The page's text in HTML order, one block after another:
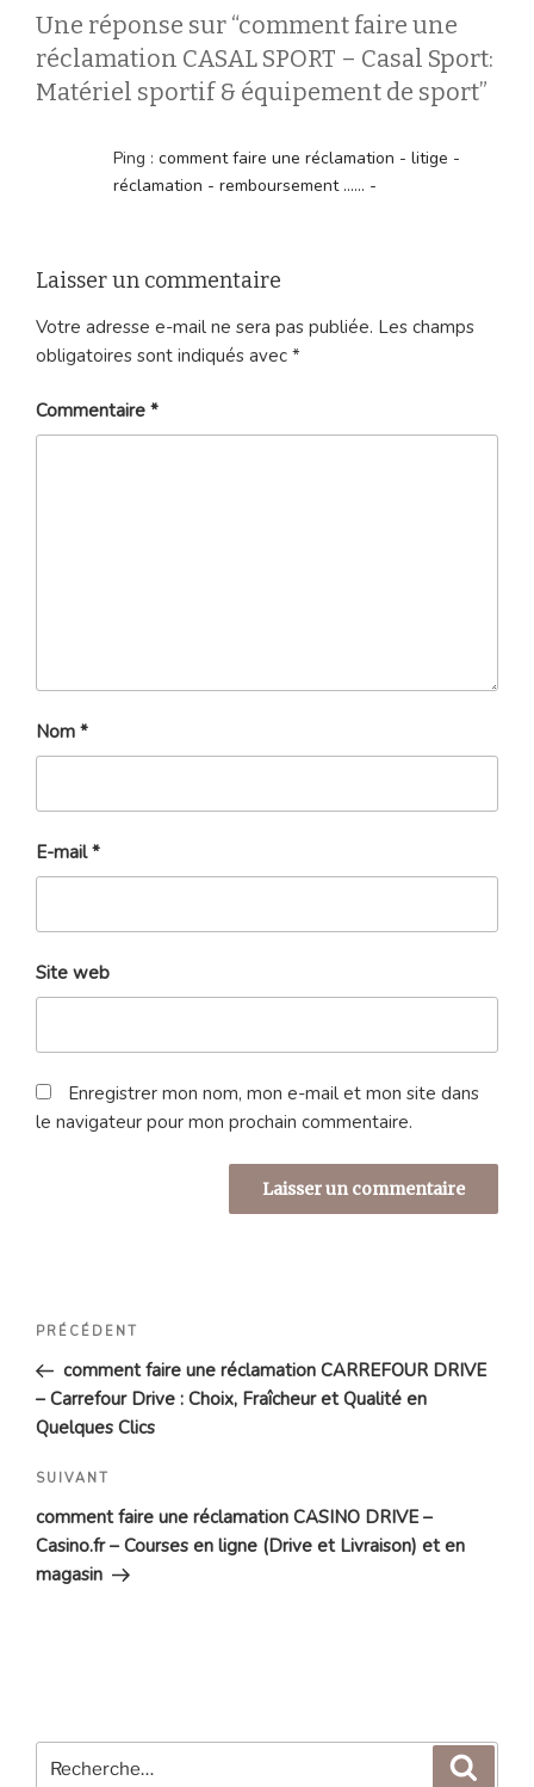
Une réponse sur “comment faire une
réclamation CASAL SPORT – Casal Sport:
Matériel sportif & équipement de sport”
Ping : comment faire une réclamation - litige -
réclamation - remboursement ...... -
Laisser un commentaire
Votre adresse e-mail ne sera pas publiée. Les champs
obligatoires sont indiqués avec *
Commentaire *
Nom *
E-mail*
Site web
Enregistrer mon nom, mon e-mail et mon site dans
le navigateur pour mon prochain commentaire.
Navigation
l’article
Article
précédent
PRÉCÉDENT
comment faire une réclamation CARREFOUR DRIVE
– Carrefour Drive : Choix, Fraîcheur et Qualité en
Quelques Clics
Article
suivant
SUIVANT
comment faire une réclamation CASINO DRIVE –
Casino.fr – Courses en ligne (Drive et Livraison) et en
magasin